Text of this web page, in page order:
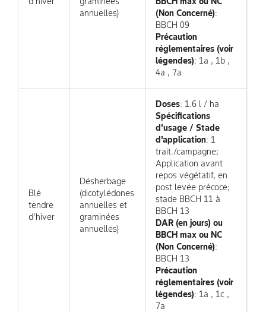
annuelles)
(Non Concerné):
BBCH 09
Précaution
réglementaires (voir
légendes): 1a , 1b ,
4a , 7a
Blé
tendre
d'hiver
Désherbage
(dicotylédones
annuelles et
graminées
annuelles)
Doses: 1.6 l / ha
Spécifications
d'usage / Stade
d'application: 1
trait./campagne;
Application avant
repos végétatif, en
post levée précoce;
stade BBCH 11 à
BBCH 13
DAR (en jours) ou
BBCH max ou NC
(Non Concerné):
BBCH 13
Précaution
réglementaires (voir
légendes): 1a , 1c ,
7a